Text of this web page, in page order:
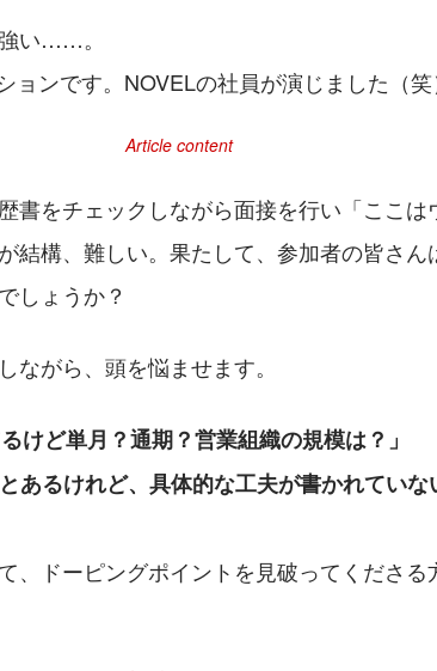
い……。
ンです。NOVELの社員が演じました（笑
書をチェックしながら面接を行い「ここは
結構、難しい。果たして、参加者の皆さん
しょうか？
ながら、頭を悩ませます。
けど単月？通期？営業組織の規模は？」
あるけれど、具体的な工夫が書かれてい
、ドーピングポイントを見破ってくださる